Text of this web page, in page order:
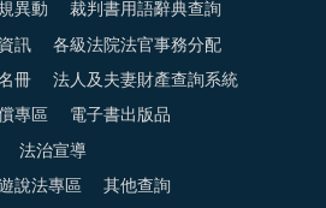
異動 裁判書用語辭典查詢
訊 各級法院法官事務分配
冊 法人及夫妻財產查詢系統
專區 電子書出版品
法治宣導
說法專區 其他查詢